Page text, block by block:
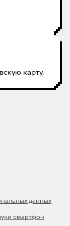
карту.
данных
смартфон